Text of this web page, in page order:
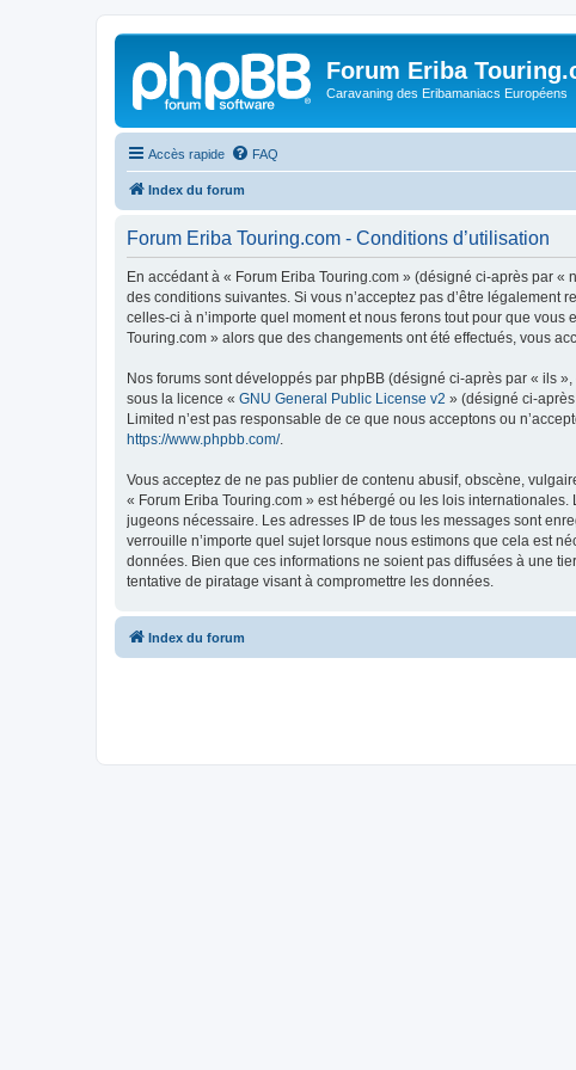
Forum Eriba
Caravaning des Eribamaniacs Européens
Accès rapide FAQ
Index du forum
Forum Eriba Touring.com - Conditions d’utilisation
En accédant à « Forum Eriba Touring.com » (désigné ci-après par
des conditions suivantes. Si vous n’acceptez pas d’être légalement
celles-ci à n’importe quel moment et nous ferons tout pour que
Touring.com » alors que des changements ont été effectués, vous
Nos forums sont développés par phpBB (désigné ci-après par « ils
sous la licence « GNU General Public License v2 » (désigné ci-
Limited n’est pas responsable de ce que nous acceptons ou
https://www.phpbb.com/.
Vous acceptez de ne pas publier de contenu abusif, obscène,
« Forum Eriba Touring.com » est hébergé ou les lois
jugeons nécessaire. Les adresses IP de tous les messages sont
verrouille n’importe quel sujet lorsque nous estimons que cela est
données. Bien que ces informations ne soient pas diffusées à une
tentative de piratage visant à compromettre les données.
Index du forum